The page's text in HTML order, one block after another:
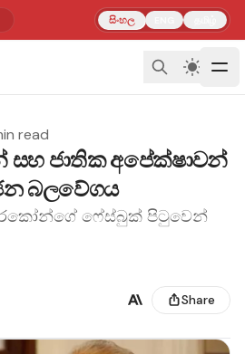
සිංහල
read
සහ ජාතික අපේක්ෂාවන්
බලවේගය
ෆේස්බුක් පිටුවෙන්
Share